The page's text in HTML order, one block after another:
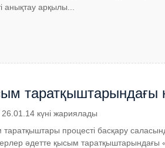
анықтау арқылы...
таратқыштарындағы
26.01.14 күні жариялады
процесті басқару
әдетте қысым таратқыштарындағы